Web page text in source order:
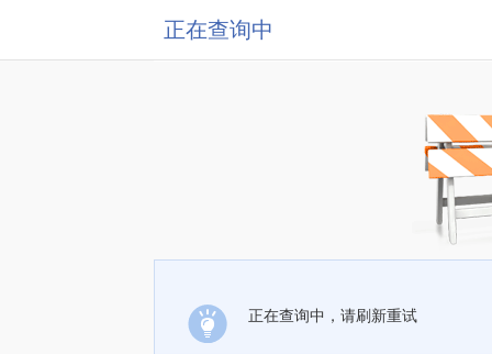
正在查询中
正在查询中，请刷新重试